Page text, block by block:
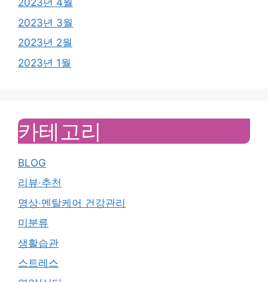
2023년 4월
2023년 3월
2023년 2월
2023년 1월
카테고리
BLOG
리뷰·추천
명상·멘탈케어 건강관리
미분류
생활습관
스트레스